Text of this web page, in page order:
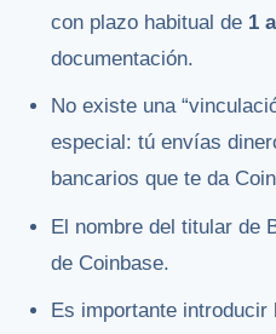
con plazo habitual de 1
documentación.
No existe una
especial: tú envías
bancarios que te da
El nombre del titular de
de Coinbase.
Es importante